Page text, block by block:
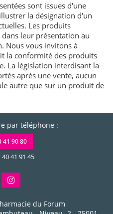
sont issues d'une
la désignation d'un
Les produits
leur présentation au
Nous vous invitons à
la conformité des produits
La législation interdisant la
après une vente, aucun
autre que sur un produit de
par téléphone :
90 80
41 91 45
du Forum